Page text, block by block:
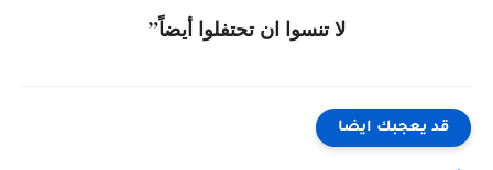
لا تنسوا ان تحتفلوا أيضاً”
قد يعجبك ايضا